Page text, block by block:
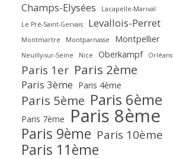
Champs-Elysées
Lacapelle-Marival
Le Pré-Saint-Gervais
Levallois-Perret
Montmartre Montparnasse Montpellier
Neuilly-sur-Seine Nice Oberkampf Orléans
Paris 1er Paris 2ème
Paris 3ème Paris 4ème
Paris 5ème Paris 6ème
Paris 7ème Paris 8ème
Paris 9ème Paris 10ème
Paris 11ème